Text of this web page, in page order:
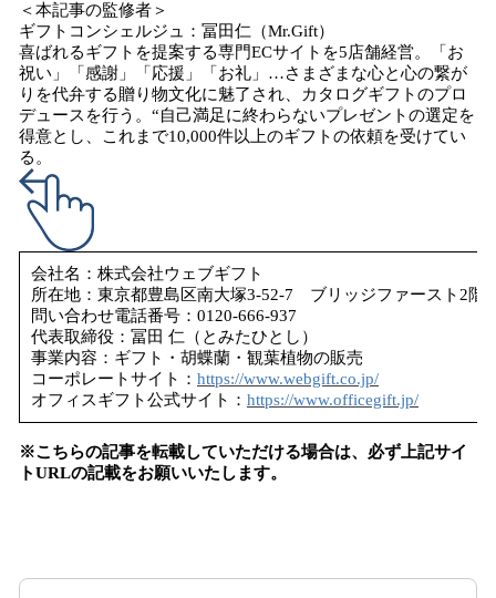
＜本記事の監修者＞
ギフトコンシェルジュ：冨田仁（Mr.Gift）
喜ばれるギフトを提案する専門ECサイトを5店舗経営。「お
祝い」「感謝」「応援」「お礼」…さまざまな心と心の繋が
りを代弁する贈り物文化に魅了され、カタログギフトのプロ
デュースを行う。“自己満足に終わらないプレゼントの選定を
得意とし、これまで10,000件以上のギフトの依頼を受けてい
る。
会社名：株式会社ウェブギフト
所在地：東京都豊島区南大塚3-52-7 ブリッジファースト2階
問い合わせ電話番号：0120-666-937
代表取締役：冨田 仁（とみたひとし）
事業内容：ギフト・胡蝶蘭・観葉植物の販売
コーポレートサイト： https://www.webgift.co.jp/
オフィスギフト公式サイト： https://www.officegift.jp/
※こちらの記事を転載していただける場合は、必ず上記サイ
トURLの記載をお願いいたします。